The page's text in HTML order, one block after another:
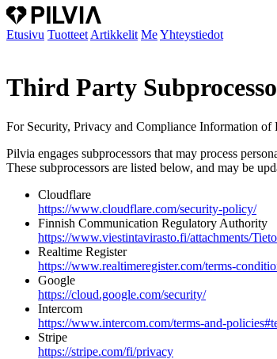
Etusivu Tuotteet Artikkelit MeYhteystiedot
Third Party
For Security, Privacy and Compliance Information of
Pilvia engages subprocessors that may process
These subprocessors are listed below, and may be
Cloudflare
https://www.cloudflare.com/security-policy/
Finnish Communication Regulatory Authority
https://www.viestintavirasto.fi/attachments/
Realtime Register
https://www.realtimeregister.com/terms-
Google
https://cloud.google.com/security/
Intercom
https://www.intercom.com/terms-and-
Stripe
https://stripe.com/fi/privacy